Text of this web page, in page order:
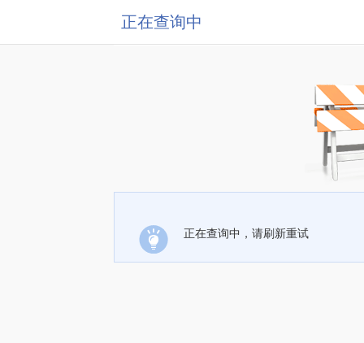
正在查询中
正在查询中，请刷新重试